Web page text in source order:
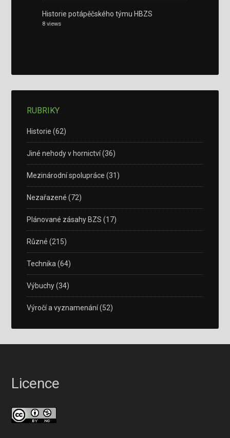
Historie potápěčského týmu HBZS
8 views
RUBRIKY
Historie (62)
Jiné nehody v hornictví(36)
Mezinárodní spolupráce (31)
Nezařazené (72)
Plánované zásahy BZS (17)
Různé (215)
Technika (64)
Výbuchy(34)
Výročí a vyznamenání(52)
Licence